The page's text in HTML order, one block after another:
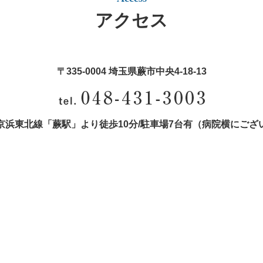
アクセス
〒335-0004 埼玉県蕨市中央4‐18‐13
東北線「蕨駅」より徒歩10分/駐車場7台有（病院横にござ